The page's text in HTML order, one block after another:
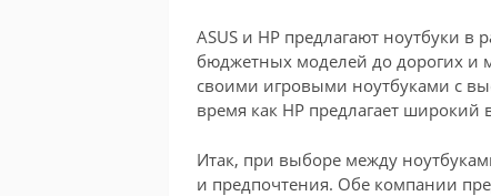
ASUS и HP предлагают ноутбуки
бюджетных моделей до дорогих и
своими игровыми ноутбуками с
время как HP предлагает
Итак, при выборе между
и предпочтения. Обе компании